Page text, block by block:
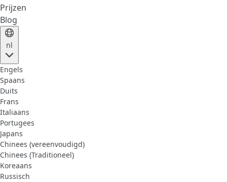
Prijzen
Blog
nl
Engels
Spaans
Duits
Frans
Italiaans
Portugees
Japans
Chinees (vereenvoudigd)
Chinees (Traditioneel)
Koreaans
Russisch